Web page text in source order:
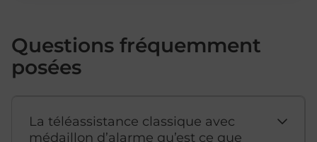
Questions fréquemment
posées
La téléassistance classique avec
médaillon d’alarme qu’est ce que